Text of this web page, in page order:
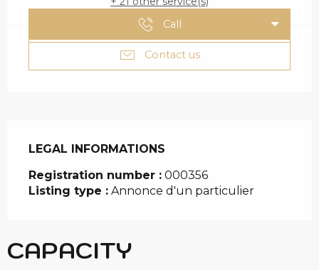
Call
Contact us
LEGAL INFORMATIONS
LEGAL INFORMATIONS
Registration number : 000356
Listing type : Annonce d'un particulier
CAPACITY